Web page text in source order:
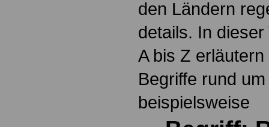
den Ländern
details. In
A bis Z
Begriffe rund
beispielsweise